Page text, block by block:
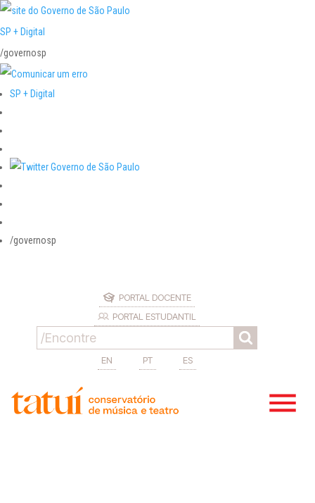
SP + Digital
/governosp
SP + Digital
/governosp
PORTAL DOCENTE
PORTAL ESTUDANTIL
EN PT ES